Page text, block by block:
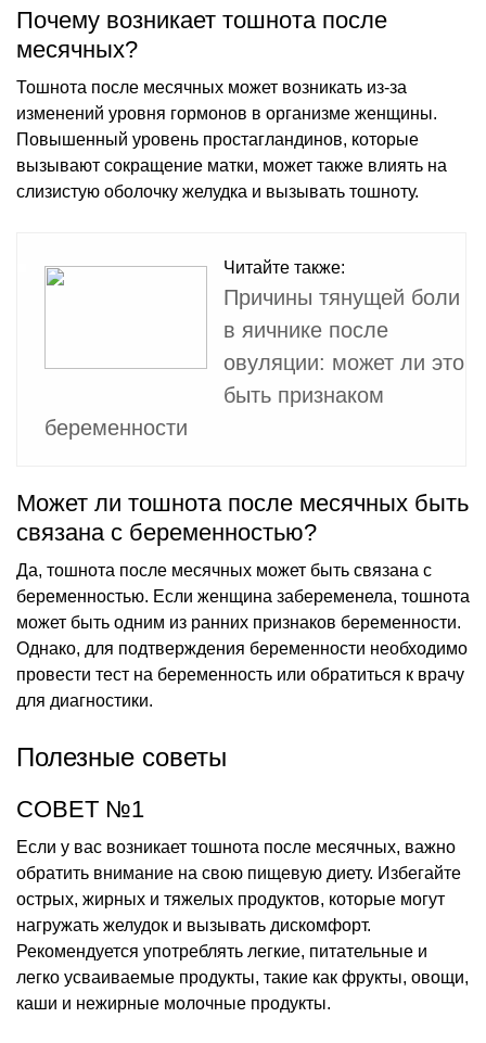
Почему возникает тошнота после
месячных?
Тошнота после месячных может возникать из-за
изменений уровня гормонов в организме женщины.
Повышенный уровень простагландинов, которые
вызывают сокращение матки, может также влиять на
слизистую оболочку желудка и вызывать тошноту.
Читайте также:
Причины тянущей боли
в яичнике после
овуляции: может ли это
быть признаком
беременности
Может ли тошнота после месячных быть
связана с беременностью?
Да, тошнота после месячных может быть связана с
беременностью. Если женщина забеременела, тошнота
может быть одним из ранних признаков беременности.
Однако, для подтверждения беременности необходимо
провести тест на беременность или обратиться к врачу
для диагностики.
Полезные советы
СОВЕТ №1
Если у вас возникает тошнота после месячных, важно
обратить внимание на свою пищевую диету. Избегайте
острых, жирных и тяжелых продуктов, которые могут
нагружать желудок и вызывать дискомфорт.
Рекомендуется употреблять легкие, питательные и
легко усваиваемые продукты, такие как фрукты, овощи,
каши и нежирные молочные продукты.